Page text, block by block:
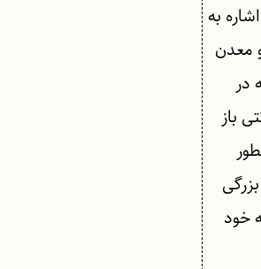
به
معدن
در
باز
خود